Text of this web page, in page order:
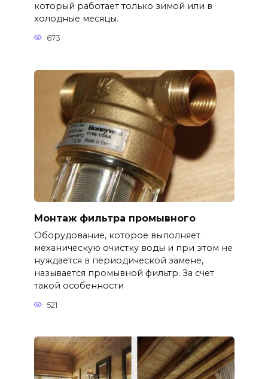
который работает только зимой или в
холодные месяцы.
673
Монтаж фильтра промывного
Оборудование, которое выполняет
механическую очистку воды и при этом не
нуждается в периодической замене,
называется промывной фильтр. За счет
такой особенности
521